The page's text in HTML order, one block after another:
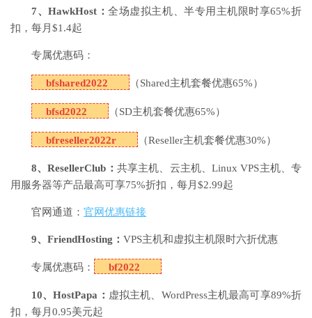
7、HawkHost：全场虚拟主机、半专用主机限时享65%折
扣，每月$1.4起
专属优惠码：
bfshared2022 （Shared主机套餐优惠65%）
bfsd2022 （SD主机套餐优惠65%）
bfreseller2022r （Reseller主机套餐优惠30%）
8、ResellerClub： 共享主机、云主机、Linux VPS主机、专
用服务器等产品最高可享75%折扣，每月$2.99起
官网通道： 官网优惠链接
9、FriendHosting： VPS主机和虚拟主机限时六折优惠
专属优惠码： bf2022
10、HostPapa： 虚拟主机、WordPress主机最高可享89%折
扣，每月0.95美元起